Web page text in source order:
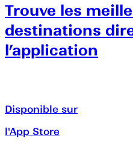
Trouve les
destinations
l’application
Disponible sur
l'App Store